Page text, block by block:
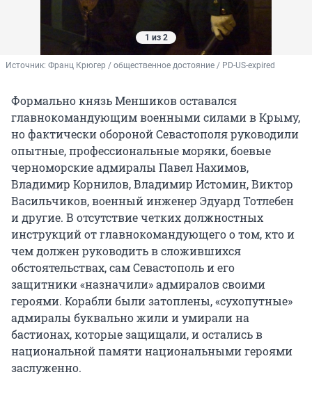
1 из 2
Источник: Франц Крюгер / общественное достояние / PD-US-expired
Формально князь Меншиков оставался
главнокомандующим военными силами в Крыму,
но фактически обороной Севастополя руководили
опытные, профессиональные моряки, боевые
черноморские адмиралы Павел Нахимов,
Владимир Корнилов, Владимир Истомин, Виктор
Васильчиков, военный инженер Эдуард Тотлебен
и другие. В отсутствие четких должностных
инструкций от главнокомандующего о том, кто и
чем должен руководить в сложившихся
обстоятельствах, сам Севастополь и его
защитники «назначили» адмиралов своими
героями. Корабли были затоплены, «сухопутные»
адмиралы буквально жили и умирали на
бастионах, которые защищали, и остались в
национальной памяти национальными героями
заслуженно.